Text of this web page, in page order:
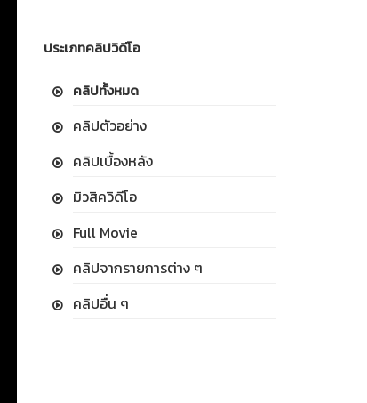
ประเภทคลิปวิดีโอ
คลิปทั้งหมด
คลิปตัวอย่าง
คลิปเบื้องหลัง
มิวสิควิดีโอ
Full Movie
คลิปจากรายการต่าง ๆ
คลิปอื่น ๆ